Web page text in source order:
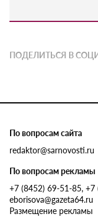
ПОДЕЛИТЬСЯ В
По вопросам сайта
redaktor@sarnovosti.ru
По вопросам рекламы
+7 (8452) 69-51-85,
eborisova@gazeta64.ru
Размещение рекламы